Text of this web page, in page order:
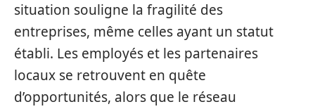
situation souligne la fragilité des
entreprises, même celles ayant un statut
établi. Les employés et les partenaires
locaux se retrouvent en quête
d’opportunités, alors que le réseau